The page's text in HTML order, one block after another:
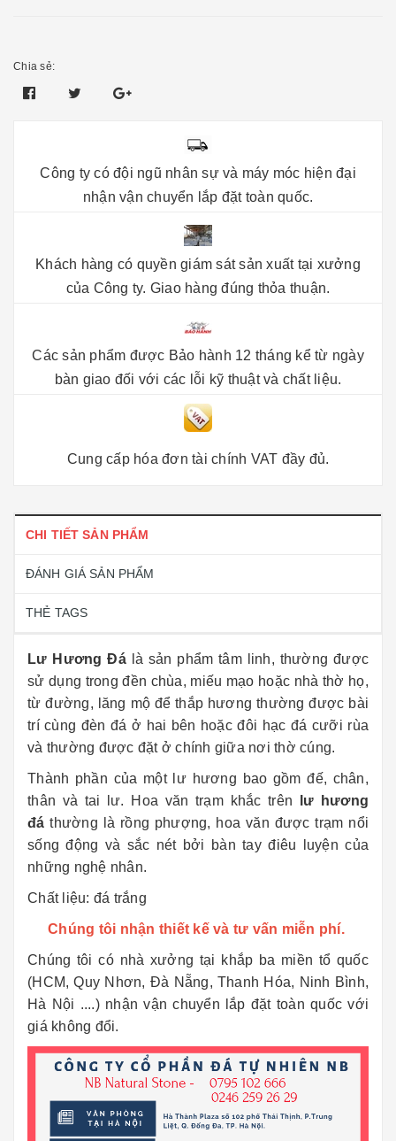
Chia sẻ:
Công ty có đội ngũ nhân sự và máy móc hiện đại
nhận vận chuyển lắp đặt toàn quốc.
Khách hàng có quyền giám sát sản xuất tại xưởng
của Công ty. Giao hàng đúng thỏa thuận.
Các sản phẩm được Bảo hành 12 tháng kể từ ngày
bàn giao đối với các lỗi kỹ thuật và chất liệu.
Cung cấp hóa đơn tài chính VAT đầy đủ.
CHI TIẾT SẢN PHẨM
ĐÁNH GIÁ SẢN PHẨM
THẺ TAGS
Lư Hương Đá là sản phẩm tâm linh, thường được
sử dụng trong đền chùa, miếu mạo hoặc nhà thờ họ,
từ đường, lăng mộ để thắp hương thường được bài
trí cùng đèn đá ở hai bên hoặc đôi hạc đá cưỡi rùa
và thường được đặt ở chính giữa nơi thờ cúng.
Thành phần của một lư hương bao gồm đế, chân,
thân và tai lư. Hoa văn trạm khắc trên
lư hương
đá thường là rồng phượng, hoa văn được trạm nổi
sống động và sắc nét bởi bàn tay điêu luyện của
những nghệ nhân.
Chất liệu: đá trắng
Chúng tôi nhận thiết kế và tư vấn miễn phí.
Chúng tôi có nhà xưởng tại khắp ba miền tổ quốc
(HCM, Quy Nhơn, Đà Nẵng, Thanh Hóa, Ninh Bình,
Hà Nội ....) nhận vận chuyển lắp đặt toàn quốc với
giá không đổi.